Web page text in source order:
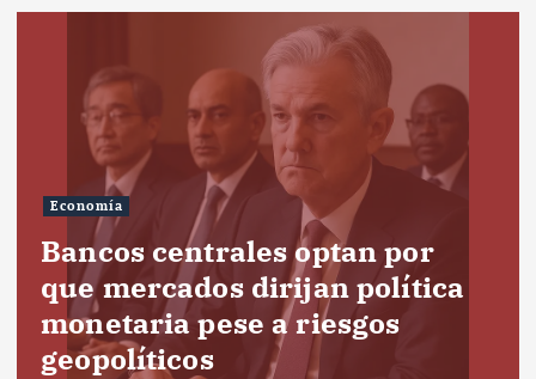
Economía
Bancos centrales optan por
que mercados dirijan política
monetaria pese a riesgos
geopolíticos